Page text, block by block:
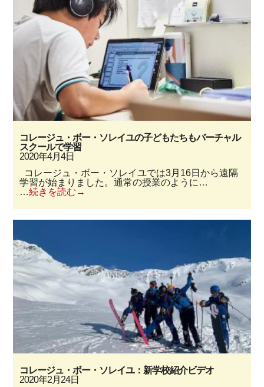
コレージュ・ボー・ソレイユの子どもたちもバーチャル
スクールで学習
2020年4月4日
コレージュ・ボー・ソレイユでは3月16日から遠隔
学習が始まりました。通常の授業のように…
…続きを読む
コレージュ・ボー・ソレイユ：新学校紹介ビデオ
2020年2月24日